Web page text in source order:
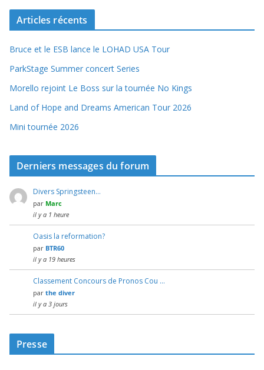
Articles récents
Bruce et le ESB lance le LOHAD USA Tour
ParkStage Summer concert Series
Morello rejoint Le Boss sur la tournée No Kings
Land of Hope and Dreams American Tour 2026
Mini tournée 2026
Derniers messages du forum
Divers Springsteen…
par Marc
il y a 1 heure
Oasis la reformation?
par BTR60
il y a 19 heures
Classement Concours de Pronos Cou …
par the diver
il y a 3 jours
Presse